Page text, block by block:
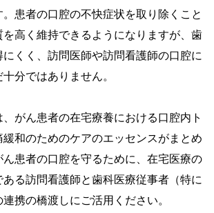
患者の口腔の不快症状を取り除くこと
を高く維持できるようになりますが、歯
くく、訪問医師や訪問看護師の口腔に
分ではありません。
がん患者の在宅療養における口腔内ト
和のためのケアのエッセンスがまとめ
ん患者の口腔を守るために、在宅医療の
ある訪問看護師と歯科医療従事者（特に
携の橋渡しにご活用ください。